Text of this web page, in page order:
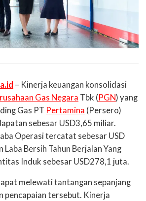
– Kinerja keuangan konsolidasi
Gas Negara Tbk (PGN) yang
Gas PT Pertamina (Persero)
sebesar USD3,65 miliar.
Operasi tercatat sebesar USD
Bersih Tahun Berjalan Yang
Induk sebesar USD278,1 juta.
melewati tantangan sepanjang
pencapaian tersebut. Kinerja